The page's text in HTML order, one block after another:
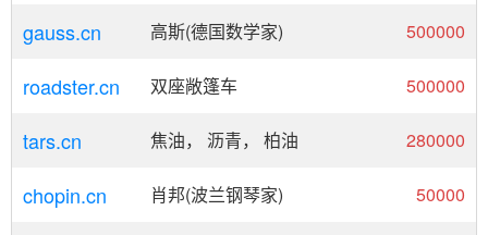
gauss.cn 高斯(德国数学家) 500000
roadster.cn 双座敞篷车 500000
tars.cn 焦油， 沥青， 柏油 280000
chopin.cn 肖邦(波兰钢琴家) 50000